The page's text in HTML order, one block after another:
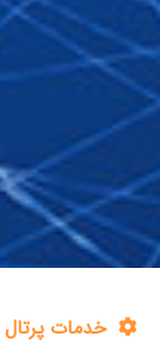
خدمات پرتال